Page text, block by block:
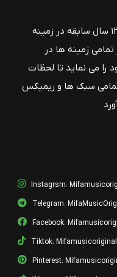
سایت و گروه میفا موزیک با بیش از ۱۲ سال سابقه در زمینه
زمینه ها در
می نماید تا لحظات
سبک ها و ریمیکس
Instagrsm:
Telegram:
Facebook:
Tiktok: Mifamusicoriginal
Pinterest: